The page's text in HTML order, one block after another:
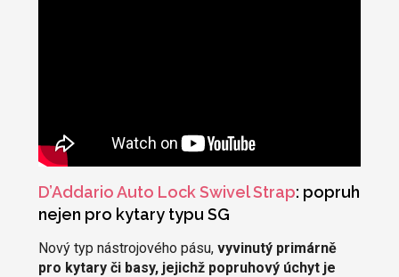
D’Addario Auto Lock Swivel Strap: popruh
nejen pro kytary typu SG
Nový typ nástrojového pásu, vyvinutý primárně
pro kytary či basy, jejichž popruhový úchyt je